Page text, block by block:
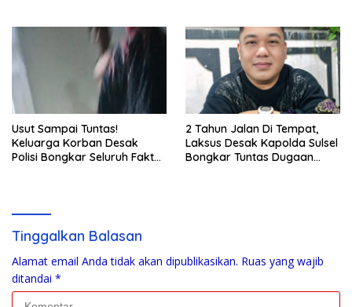
Pengamanan Polisi
Usut Sampai Tuntas!
Keluarga Korban Desak
Polisi Bongkar Seluruh Fakta
2 Tahun Jalan Di Tempat,
Laksus Desak Kapolda Sulsel
Bongkar Tuntas Dugaan
Tinggalkan Balasan
Alamat email Anda tidak akan dipublikasikan. Ruas yang wajib
ditandai *